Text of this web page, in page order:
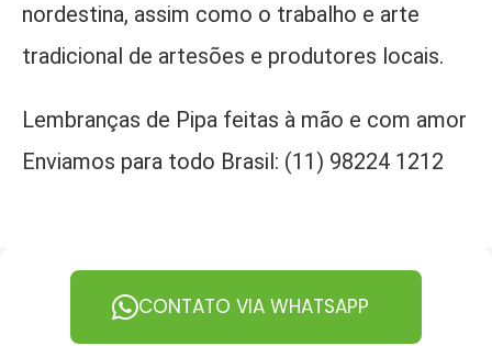
nordestina, assim como o trabalho e arte
tradicional de artesões e produtores locais.
Lembranças de Pipa feitas à mão e com amor
Enviamos para todo Brasil: (11) 98224 1212
CONTATO VIA WHATSAPP